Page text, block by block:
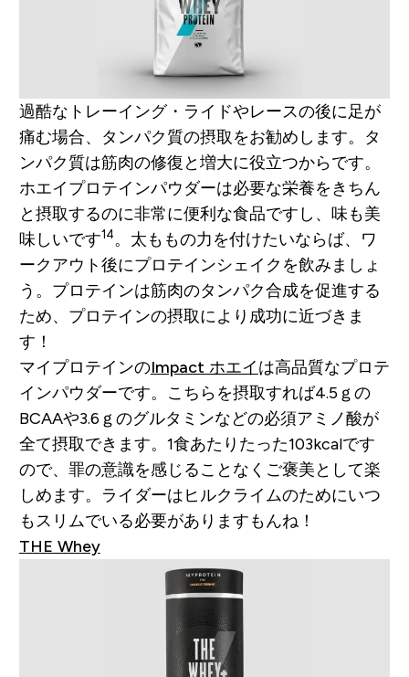
過酷なトレーイング・ライドやレースの後に足が
痛む場合、タンパク質の摂取をお勧めします。タ
ンパク質は筋肉の修復と増大に役立つからです。
ホエイプロテインパウダーは必要な栄養をきちん
と摂取するのに非常に便利な食品ですし、味も美
味しいです14。太ももの力を付けたいならば、ワ
ークアウト後にプロテインシェイクを飲みましょ
う。プロテインは筋肉のタンパク合成を促進する
ため、プロテインの摂取により成功に近づきま
す！
マイプロテインのImpact ホエイ は高品質なプロテ
インパウダーです。こちらを摂取すれば4.5ｇの
BCAAや3.6ｇのグルタミンなどの必須アミノ酸が
全て摂取できます。1食あたりたった103kcalです
ので、罪の意識を感じることなくご褒美として楽
しめます。ライダーはヒルクライムのためにいつ
もスリムでいる必要がありますもんね！
THE Whey